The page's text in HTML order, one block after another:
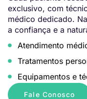
exclusivo, com
médico dedicado.
a confiança e a
Atendimento
Tratamentos
Equipamentos e
Fale Conosco